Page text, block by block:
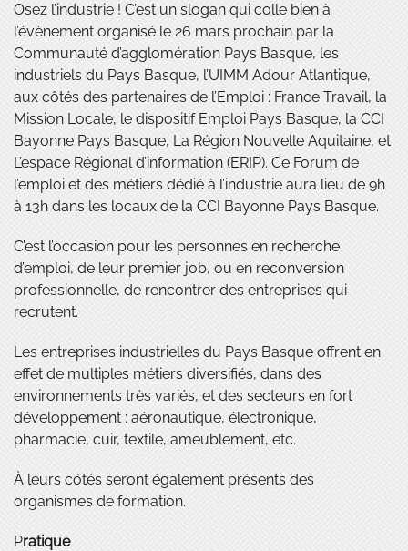
Osez l’industrie ! C’est un slogan qui colle bien à
l’évènement organisé le 26 mars prochain par la
Communauté d’agglomération Pays Basque, les
industriels du Pays Basque, l’UIMM Adour Atlantique,
aux côtés des partenaires de l’Emploi : France Travail, la
Mission Locale, le dispositif Emploi Pays Basque, la CCI
Bayonne Pays Basque, La Région Nouvelle Aquitaine, et
L’espace Régional d’information (ERIP). Ce Forum de
l’emploi et des métiers dédié à l’industrie aura lieu de 9h
à 13h dans les locaux de la CCI Bayonne Pays Basque.
C’est l’occasion pour les personnes en recherche
d’emploi, de leur premier job, ou en reconversion
professionnelle, de rencontrer des entreprises qui
recrutent.
Les entreprises industrielles du Pays Basque offrent en
effet de multiples métiers diversifiés, dans des
environnements très variés, et des secteurs en fort
développement : aéronautique, électronique,
pharmacie, cuir, textile, ameublement, etc.
À leurs côtés seront également présents des
organismes de formation.
Pratique